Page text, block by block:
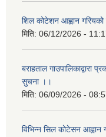
शिल कोटेशन आह्वान
मिति: 06/12/2026 -
बराहताल गाउपालिकाद्वारा
सुचना ।।
मिति: 06/09/2026 -
विभिन्न सिल कोटेसन आह्वान